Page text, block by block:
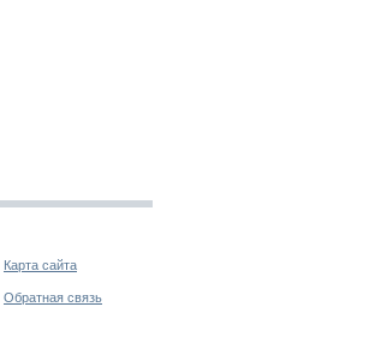
Карта сайта
Обратная связь